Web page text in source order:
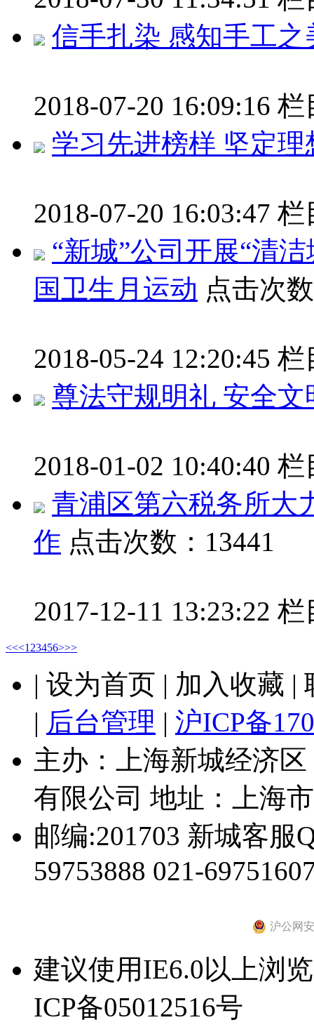
信手扎染 感知手工之
2018-07-20 16:09:16 栏
学习先进榜样 坚定理
2018-07-20 16:03:47 栏
“新城”公司开展“清
国卫生月运动 点击次
2018-05-24 12:20:45 栏
尊法守规明礼 安全文
2018-01-02 10:40:40 栏
青浦区第六税务所大
作 点击次数：13441
2017-12-11 13:23:22 栏
<<<123456>>>
| 设为首页 | 加入收藏 |
| 后台管理 | 沪ICP备
主办：上海新城经济
有限公司 地址：上海
邮编:201703 新城客服
59753888 021-
沪公网
建议使用IE6.0以上浏
ICP备05012516号